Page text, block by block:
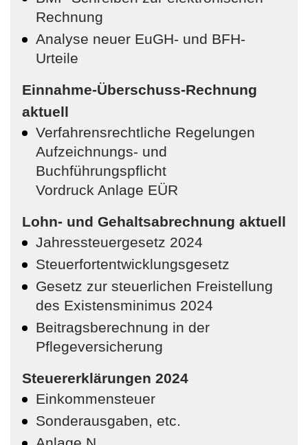
Rechnung
Analyse neuer EuGH- und BFH-
Urteile
Einnahme-Überschuss-Rechnung
aktuell
Verfahrensrechtliche Regelungen
Aufzeichnungs- und
Buchführungspflicht
Vordruck Anlage EÜR
Lohn- und Gehaltsabrechnung aktuell
Jahressteuergesetz 2024
Steuerfortentwicklungsgesetz
Gesetz zur steuerlichen Freistellung
des Existensminimus 2024
Beitragsberechnung in der
Pflegeversicherung
Steuererklärungen 2024
Einkommensteuer
Sonderausgaben, etc.